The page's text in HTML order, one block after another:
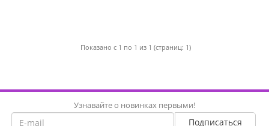
Показано с 1 по 1 из 1 (страниц: 1)
Узнавайте о новинках первыми!